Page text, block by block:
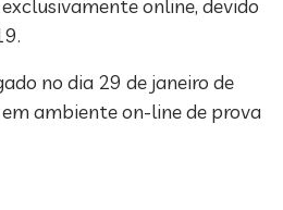
online, devido
no dia 29 de janeiro de
ambiente on-line de prova